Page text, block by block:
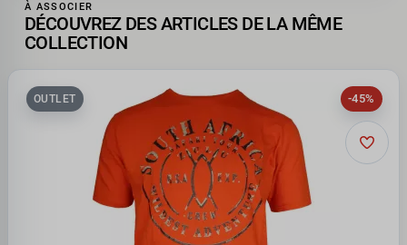
À ASSOCIER
DÉCOUVREZ DES ARTICLES DE LA MÊME
COLLECTION
-45%
OUTLET